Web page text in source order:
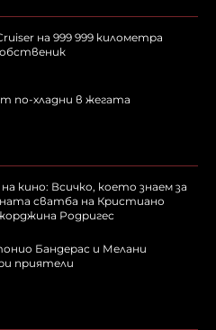
на 999 999 километра
по-хладни в жегата
кино: Всичко, което знаем за
сватба на Кристиано
Родригес
Бандерас и Мелани
приятели